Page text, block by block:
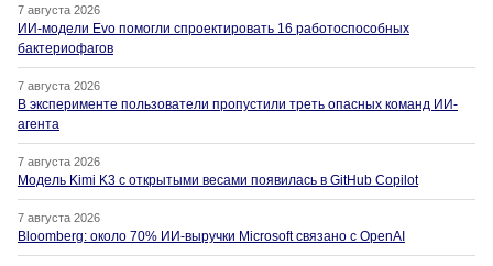
7 августа 2026
ИИ-модели Evo помогли спроектировать 16 работоспособных
бактериофагов
7 августа 2026
В эксперименте пользователи пропустили треть опасных команд ИИ-
агента
7 августа 2026
Модель Kimi K3 с открытыми весами появилась в GitHub Copilot
7 августа 2026
Bloomberg: около 70% ИИ-выручки Microsoft связано с OpenAI